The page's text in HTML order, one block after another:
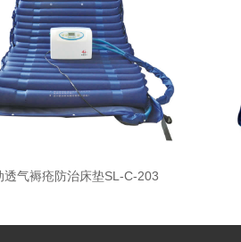
透气褥疮防治床垫SL-C-203